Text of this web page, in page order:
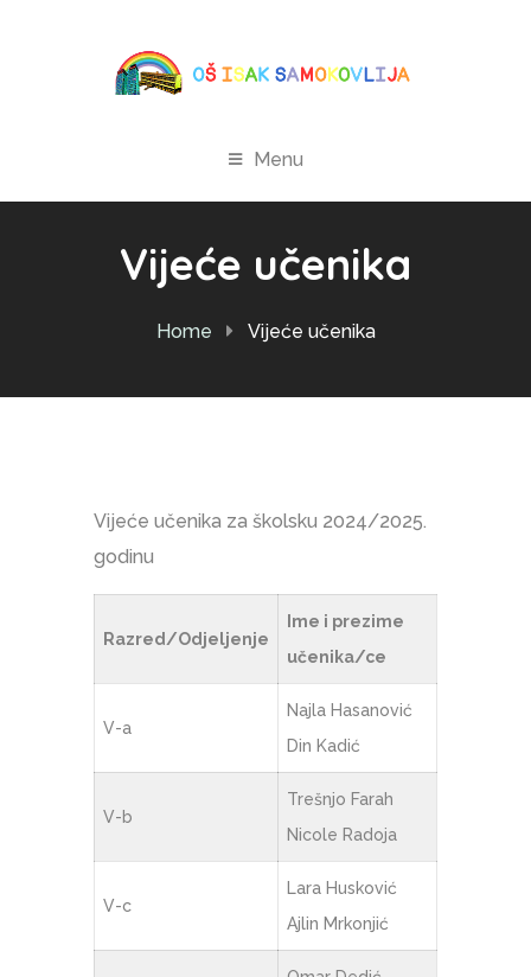
Menu
Vijeće učenika
Home Vijeće učenika
Vijeće učenika za školsku 2024/2025.
godinu
Razred/Odjeljenje
Ime i prezime
učenika/ce
V-a
Najla Hasanović
Din Kadić
V-b
Trešnjo Farah
Nicole Radoja
V-c
Lara Husković
Ajlin Mrkonjić